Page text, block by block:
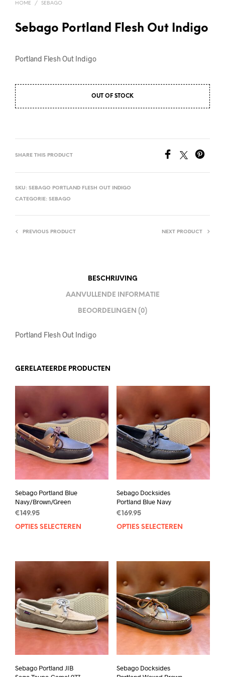
HOME / SEBAGO
Sebago Portland Flesh Out Indigo
Portland Flesh Out Indigo
OUT OF STOCK
SHARE THIS PRODUCT
SKU: SEBAGO PORTLAND FLESH OUT INDIGO
CATEGORIE: SEBAGO
PREVIOUS PRODUCT NEXT PRODUCT
BESCHRIJVING
AANVULLENDE INFORMATIE
BEOORDELINGEN (0)
Portland Flesh Out Indigo
GERELATEERDE PRODUCTEN
Sebago Portland Blue
Navy/Brown/Green
€ 149.95
OPTIES SELECTEREN
Dit
meerdere
variaties.
Deze
optie
kan
gekozen
worden
op
de
productpagina
Sebago Docksides
Portland Blue Navy
€ 169.95
OPTIES SELECTEREN
kan
Sebago Portland JIB
Sebago Docksides